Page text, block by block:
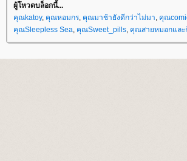
ผู้โหวตบล็อกนี้...
คุณkatoy, คุณหอมกร คุณมาช้ายังดีกว่าไม่มา คุณ
คุณSleepless Sea คุณSweet_pills คุณสายหมอกและ